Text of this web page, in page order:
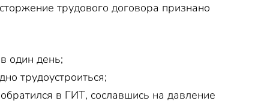
трудового договора признано
один день;
трудоустроиться;
в ГИТ, сославшись на давление